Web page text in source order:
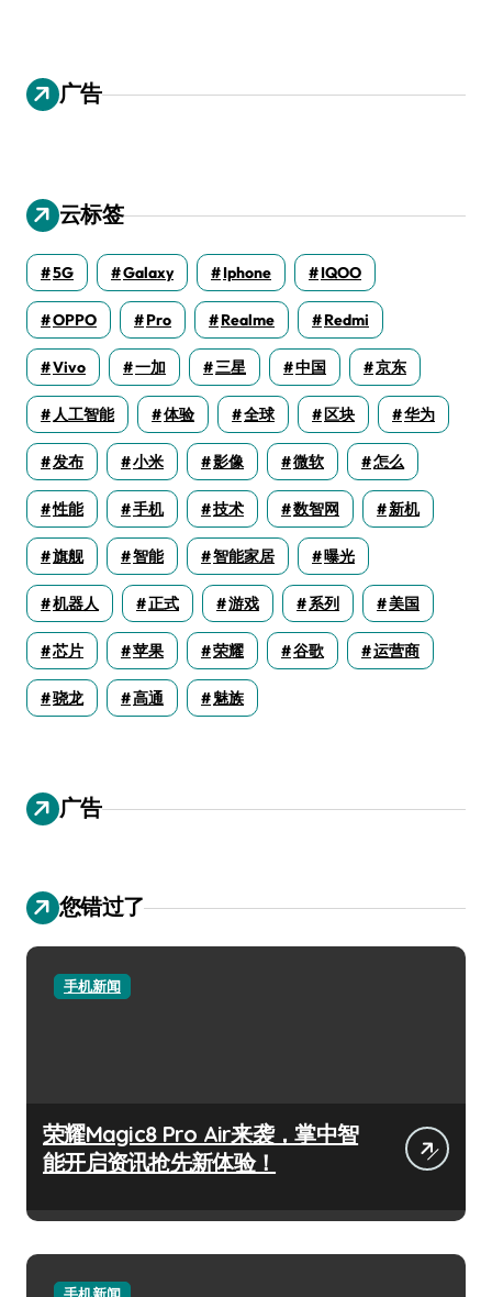
广告
云标签
5G Galaxy Iphone IQOO
OPPO Pro Realme Redmi
Vivo 一加 三星 中国 京东
人工智能 体验 全球 区块 华为
发布 小米 影像 微软 怎么
性能 手机 技术 数智网 新机
旗舰 智能 智能家居 曝光
机器人 正式 游戏 系列 美国
芯片 苹果 荣耀 谷歌 运营商
骁龙 高通 魅族
广告
您错过了
手机新闻
荣耀Magic8 Pro Air来袭，掌中智
能开启资讯抢先新体验！